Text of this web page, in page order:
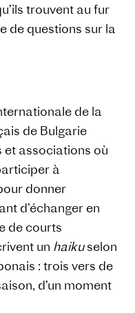
trouvent au fur
de questions sur la
de la
de Bulgarie
et associations où
à
donner
d’échanger en
de courts
un haikuselon
: trois vers de
d’un moment